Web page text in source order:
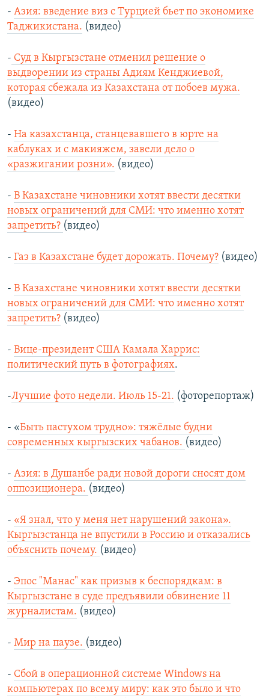
- Азия: введение виз с Турцией бьет по экономике
Таджикистана. (видео)
- Суд в Кыргызстане отменил решение о
выдворении из страны Адиям Кенджиевой,
которая сбежала из Казахстана от побоев мужа.
(видео)
- На казахстанца, станцевавшего в юрте на
каблуках и с макияжем, завели дело о
«разжигании розни». (видео)
- В Казахстане чиновники хотят ввести десятки
новых ограничений для СМИ: что именно хотят
запретить? (видео)
- Газ в Казахстане будет дорожать. Почему? (видео)
- В Казахстане чиновники хотят ввести десятки
новых ограничений для СМИ: что именно хотят
запретить? (видео)
- Вице-президент США Камала Харрис:
политический путь в фотографиях.
-Лучшие фото недели. Июль 15-21. (фоторепортаж)
- «Быть пастухом трудно»: тяжёлые будни
современных кыргызских чабанов. (видео)
- Азия: в Душанбе ради новой дороги сносят дом
оппозиционера. (видео)
- «Я знал, что у меня нет нарушений закона».
Кыргызстанца не впустили в Россию и отказались
объяснить почему. (видео)
- Эпос "Манас" как призыв к беспорядкам: в
Кыргызстане в суде предъявили обвинение 11
журналистам. (видео)
- Мир на паузе. (видео)
- Сбой в операционной системе Windows на
компьютерах по всему миру: как это было и что